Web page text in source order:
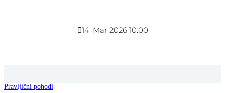
14. Mar 2026 10:00
Pravljični pohodi